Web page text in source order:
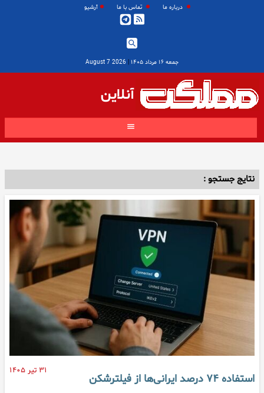
درباره ما تماس با ما آرشیو
جمعه ۱۶ مرداد ۱۴۰۵ |
2026 August 7
آنلاین
نتایج جستجو :
۳۱ تیر ۱۴۰۵
استفاده ۷۴ درصد ایرانی‌ها از فیلترشکن